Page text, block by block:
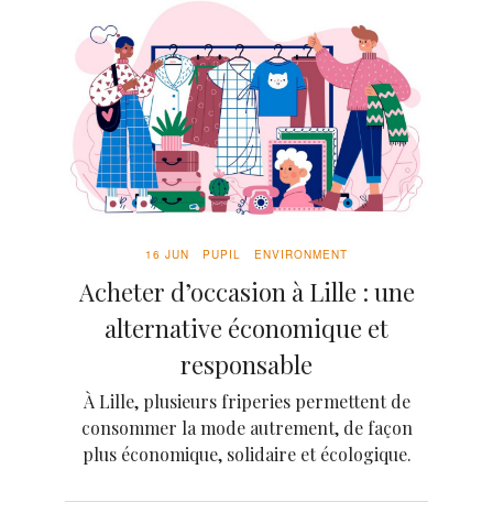
16 JUN PUPIL ENVIRONMENT
Acheter d’occasion à Lille : une
alternative économique et
responsable
À Lille, plusieurs friperies permettent de
consommer la mode autrement, de façon
plus économique, solidaire et écologique.